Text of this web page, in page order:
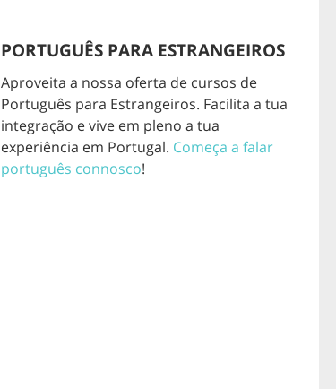
PORTUGUÊS PARA ESTRANGEIROS
Aproveita a nossa oferta de cursos de
Português para Estrangeiros. Facilita a tua
integração e vive em pleno a tua
experiência em Portugal. Começa a falar
português connosco!